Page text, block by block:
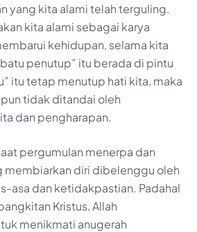
yang kita alami telah terguling.
kita alami sebagai karya
kehidupan, selama kita
penutup” itu berada di pintu
itu tetap menutup hati kita, maka
tidak ditandai oleh
dan pengharapan.
pergumulan menerpa dan
membiarkan diri dibelenggu oleh
asa dan ketidakpastian. Padahal
Kristus, Allah
menikmati anugerah